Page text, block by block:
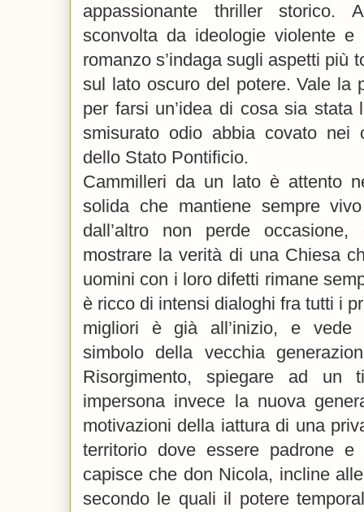
appassionante thriller storico.
sconvolta da ideologie violente
romanzo s’indaga sugli aspetti più
sul lato oscuro del potere. Vale la
per farsi un’idea di cosa sia
smisurato odio abbia covato nei
dello Stato Pontificio.
Cammilleri da un lato è attento
solida che mantiene sempre
dall’altro non perde
mostrare la verità di una Chiesa
uomini con i loro difetti rimane
è ricco di intensi dialoghi fra tutti i
migliori è già all’inizio, e vede
simbolo della vecchia
Risorgimento, spiegare ad un
impersona invece la nuova
motivazioni della iattura di una
territorio dove essere padrone
capisce che don Nicola, incline
secondo le quali il potere